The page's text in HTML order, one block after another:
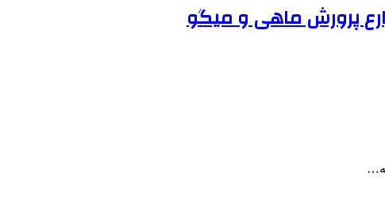
پرورش ماهی و میگو